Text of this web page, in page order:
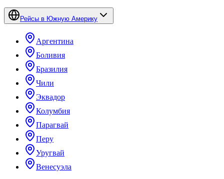
Рейсы в Южную Америку
Аргентина
Боливия
Бразилия
Чили
Эквадор
Колумбия
Парагвай
Перу
Уругвай
Венесуэла